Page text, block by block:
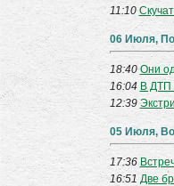
11:10
06 Июля,
18:40 Они
16:04 В ДТП
12:39
05 Июля,
17:36
16:51 Две